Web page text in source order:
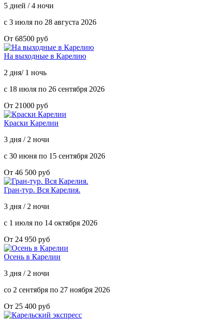
5 дней / 4 ночи
с 3 июля по 28 августа 2026
От 68500 руб
На выходные в Карелию
2 дня/ 1 ночь
с 18 июля по 26 сентября 2026
От 21000 руб
Краски Карелии
3 дня / 2 ночи
с 30 июня по 15 сентября 2026
От 46 500 руб
Гран-тур. Вся Карелия.
3 дня / 2 ночи
с 1 июля по 14 октября 2026
От 24 950 руб
Осень в Карелии
3 дня / 2 ночи
со 2 сентября по 27 ноября 2026
От 25 400 руб